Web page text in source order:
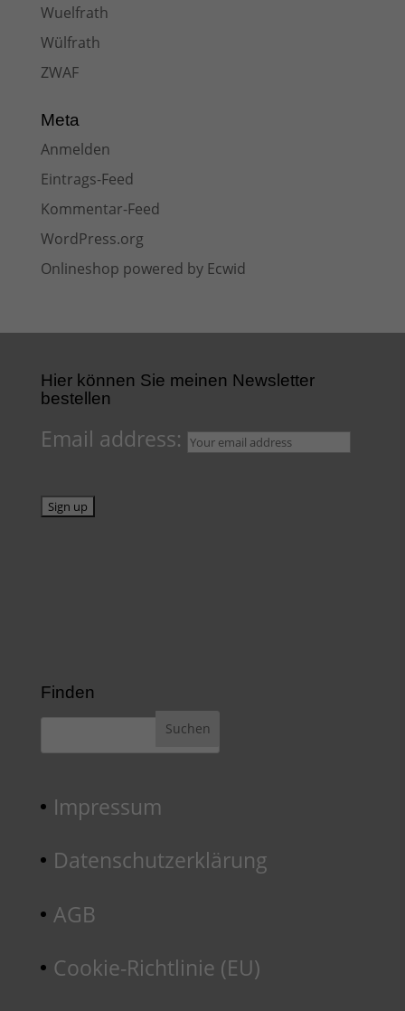
Wuelfrath
Wülfrath
ZWAF
Meta
Anmelden
Eintrags-Feed
Kommentar-Feed
WordPress.org
Onlineshop powered by Ecwid
Hier können Sie meinen Newsletter
bestellen
Email address:
Finden
Impressum
Datenschutzerklärung
AGB
Cookie-Richtlinie (EU)